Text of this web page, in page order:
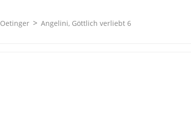
Oetinger Angelini, Göttlich verliebt 6